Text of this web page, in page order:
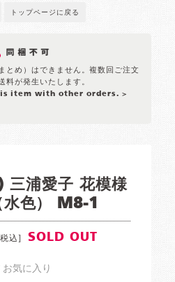
トップページに戻る
とめ）はできません。複数回ご注文
料が発生いたします。
item with other orders. >
三浦愛子 花模様
色） M8-1
込] SOLD OUT
お気に入り